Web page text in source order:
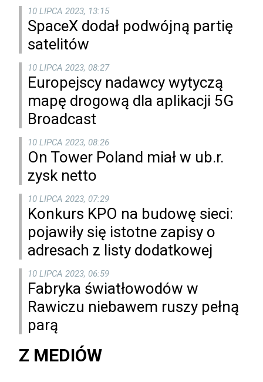
10 LIPCA 2023, 13:15
SpaceX dodał podwójną partię
satelitów
10 LIPCA 2023, 08:27
Europejscy nadawcy wytyczą
mapę drogową dla aplikacji 5G
Broadcast
10 LIPCA 2023, 08:26
On Tower Poland miał w ub.r.
zysk netto
10 LIPCA 2023, 07:29
Konkurs KPO na budowę sieci:
pojawiły się istotne zapisy o
adresach z listy dodatkowej
10 LIPCA 2023, 06:59
Fabryka światłowodów w
Rawiczu niebawem ruszy pełną
parą
Z MEDIÓW